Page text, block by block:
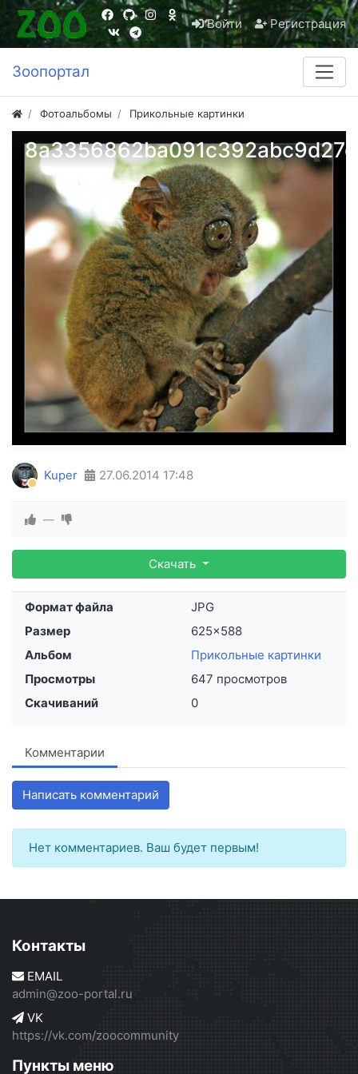
Войти Регистрация
Зоопортал
Фотоальбомы Прикольные картинки
Kuper 27.06.2014 17:48
—
Скачать
Формат файла
JPG
Размер
625×588
Альбом
Прикольные картинки
Просмотры
647 просмотров
Скачиваний
0
Комментарии
Написать комментарий
Нет комментариев. Ваш будет первым!
Контакты
EMAIL
admin@zoo-portal.ru
VK
https://vk.com/zoocommunity
Пункты меню